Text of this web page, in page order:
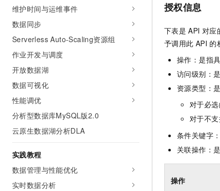
维护时间与运维事件
数据同步
Serverless Auto-Scaling资源组
作业开发与调度
开放数据湖
数据可视化
性能调优
分析型数据库MySQL版2.0
云原生数据湖分析DLA
实践教程
数据管理与性能优化
实时数据分析
授权信息
下表是 API 对应
予调用此 API 的
操作：是指
访问级别：
资源类型：
对于必
对于不
条件关键字
关联操作：
操作
Happy 系列大模型
大模型解决方案
快速部署 Dify，高效
域名与网站
终端用户计算
Serverless
开发工具
迁移与运维管理
专有云